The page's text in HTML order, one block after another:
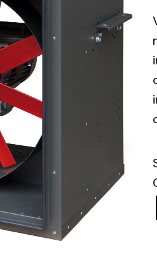
Electrical
Equipment
solutions in
lighting and
electrical
material for
each project